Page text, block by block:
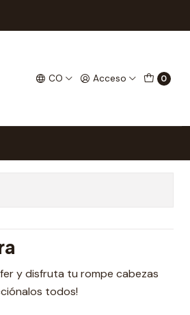
CO Acceso 0
y disfruta tu rompe cabezas
todos!